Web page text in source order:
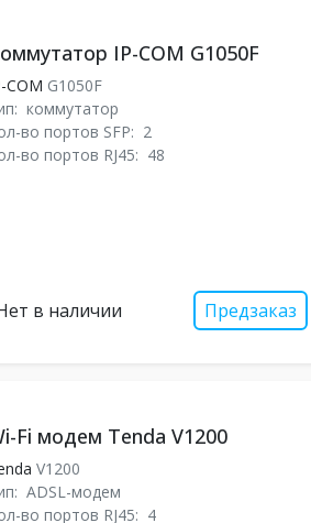
IP-COM G1050F
COM G1050F
коммутатор
во портов SFP: 2
во портов RJ45: 48
в наличии Предзаказ
Fi модем Tenda V1200
V1200
ADSL-модем
во портов RJ45: 4